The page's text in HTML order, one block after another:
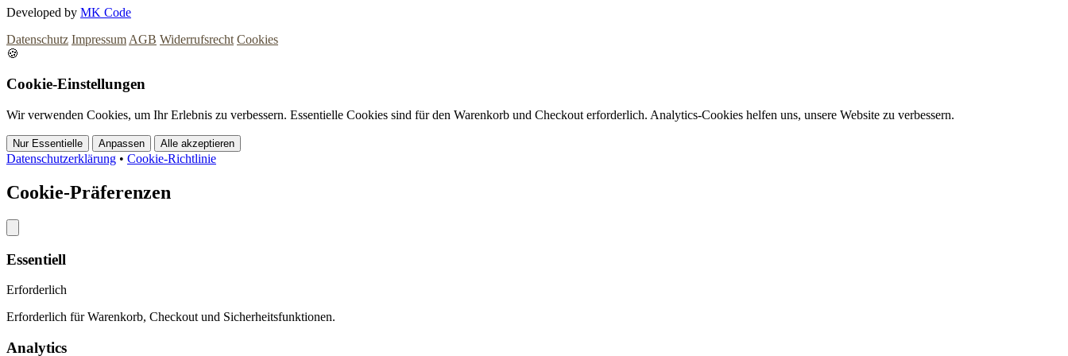
Developed by MK Code
Datenschutz Impressum AGB Widerrufsrecht Cookies
🍪
Cookie-Einstellungen
Wir verwenden Cookies, um Ihr Erlebnis zu verbessern. Essentielle Cookies sind für den Warenkorb und Checkout erforderlich. Analytics-Cookies helfen uns, unsere Website zu verbessern.
Nur Essentielle Anpassen Alle akzeptieren
Datenschutzerklärung • Cookie-Richtlinie
Cookie-Präferenzen
Essentiell
Erforderlich
Erforderlich für Warenkorb, Checkout und Sicherheitsfunktionen.
Analytics